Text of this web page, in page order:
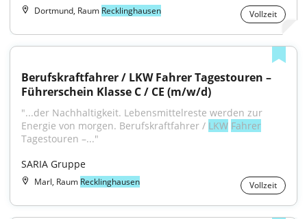
Dortmund, Raum Recklinghausen Vollzeit
Berufskraftfahrer / LKW Fahrer Tagestouren –
Führerschein Klasse C / CE (m/w/d)
"...der Nachhaltigkeit. Lebensmittelreste werden zur
Energie von morgen. Berufskraftfahrer / LKW Fahrer
Tagestouren –..."
SARIA Gruppe
Marl, Raum Recklinghausen Vollzeit